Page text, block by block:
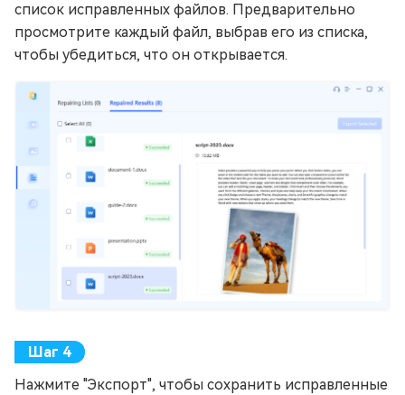
список исправленных файлов. Предварительно
просмотрите каждый файл, выбрав его из списка,
чтобы убедиться, что он открывается.
Нажмите "Экспорт", чтобы сохранить исправленные